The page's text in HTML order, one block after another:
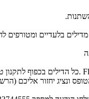
מדילים בלעדיים
ונציג יחזור אליכם